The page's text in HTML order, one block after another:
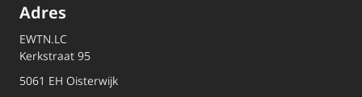
Adres
EWTN.LC
Kerkstraat 95
5061 EH Oisterwijk